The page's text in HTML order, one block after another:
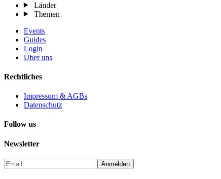
Länder
Themen
Events
Guides
Login
Über uns
Rechtliches
Impressum & AGBs
Datenschutz
Follow us
Newsletter
Anmelden